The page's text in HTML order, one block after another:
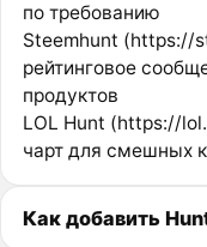
по требованию
Steemhunt (https://
рейтинговое
продуктов
LOL Hunt (https://
чарт для смешных
Как добавить